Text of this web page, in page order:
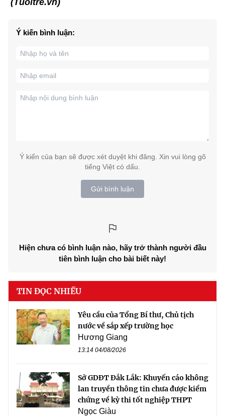
Ý kiến bình luận:
Ý kiến của bạn sẽ được xét duyệt khi đăng. Xin vui lòng gõ
tiếng Việt có dấu.
Gửi bình luận
Hiện chưa có bình luận nào, hãy trở thành người đầu
tiên bình luận cho bài biết này!
TIN ĐỌC NHIỀU
Yêu cầu của Tổng Bí thư, Chủ tịch
nước về sắp xếp trường học
Hương Giang
13:14 04/08/2026
Sở GDĐT Đắk Lắk: Khuyến cáo không
lan truyền thông tin chưa được kiểm
chứng về kỳ thi tốt nghiệp THPT
Ngọc Giàu